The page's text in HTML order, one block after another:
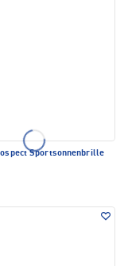
Sportsonnenbrille